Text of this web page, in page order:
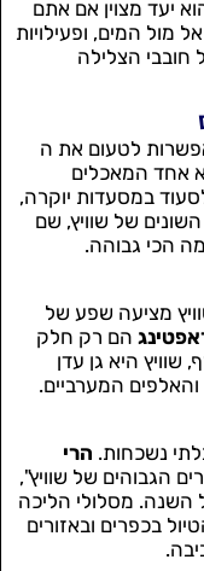
יעד מצוין אם אתם
מול המים, ופעילויות
חובבי הצלילה
לטעום את ה
אחד המאכלים
במסעדות יוקרה,
של שוויץ, שם
הכי גבוהה.
מציעה שפע של
הם רק חלק
שוויץ היא גן עדן
והאלפים המערביים.
נשכחות. הרי
הגבוהים של שוויץ",
השנה. מסלולי הליכה
בכפרים ובאזורים